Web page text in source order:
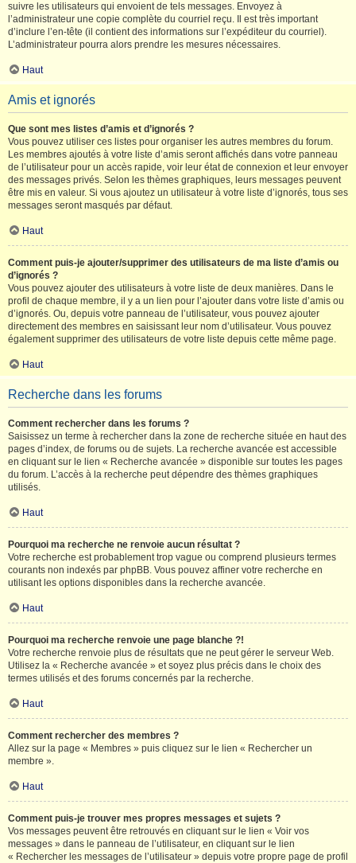
suivre les utilisateurs qui envoient de tels messages. Envoyez à
l’administrateur une copie complète du courriel reçu. Il est très important
d’inclure l’en-tête (il contient des informations sur l’expéditeur du courriel).
L’administrateur pourra alors prendre les mesures nécessaires.
Haut
Amis et ignorés
Que sont mes listes d’amis et d’ignorés ?
Vous pouvez utiliser ces listes pour organiser les autres membres du forum.
Les membres ajoutés à votre liste d’amis seront affichés dans votre panneau
de l’utilisateur pour un accès rapide, voir leur état de connexion et leur envoyer
des messages privés. Selon les thèmes graphiques, leurs messages peuvent
être mis en valeur. Si vous ajoutez un utilisateur à votre liste d’ignorés, tous ses
messages seront masqués par défaut.
Haut
Comment puis-je ajouter/supprimer des utilisateurs de ma liste d’amis ou
d’ignorés ?
Vous pouvez ajouter des utilisateurs à votre liste de deux manières. Dans le
profil de chaque membre, il y a un lien pour l’ajouter dans votre liste d’amis ou
d’ignorés. Ou, depuis votre panneau de l’utilisateur, vous pouvez ajouter
directement des membres en saisissant leur nom d’utilisateur. Vous pouvez
également supprimer des utilisateurs de votre liste depuis cette même page.
Haut
Recherche dans les forums
Comment rechercher dans les forums ?
Saisissez un terme à rechercher dans la zone de recherche située en haut des
pages d’index, de forums ou de sujets. La recherche avancée est accessible
en cliquant sur le lien « Recherche avancée » disponible sur toutes les pages
du forum. L’accès à la recherche peut dépendre des thèmes graphiques
utilisés.
Haut
Pourquoi ma recherche ne renvoie aucun résultat ?
Votre recherche est probablement trop vague ou comprend plusieurs termes
courants non indexés par phpBB. Vous pouvez affiner votre recherche en
utilisant les options disponibles dans la recherche avancée.
Haut
Pourquoi ma recherche renvoie une page blanche ?!
Votre recherche renvoie plus de résultats que ne peut gérer le serveur Web.
Utilisez la « Recherche avancée » et soyez plus précis dans le choix des
termes utilisés et des forums concernés par la recherche.
Haut
Comment rechercher des membres ?
Allez sur la page « Membres » puis cliquez sur le lien « Rechercher un
membre ».
Haut
Comment puis-je trouver mes propres messages et sujets ?
Vos messages peuvent être retrouvés en cliquant sur le lien « Voir vos
messages » dans le panneau de l’utilisateur, en cliquant sur le lien
« Rechercher les messages de l’utilisateur » depuis votre propre page de profil